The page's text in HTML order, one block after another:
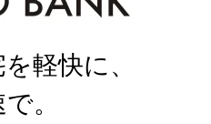
軽快に、
。